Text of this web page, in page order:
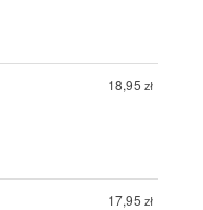
18,95 zł
17,95 zł